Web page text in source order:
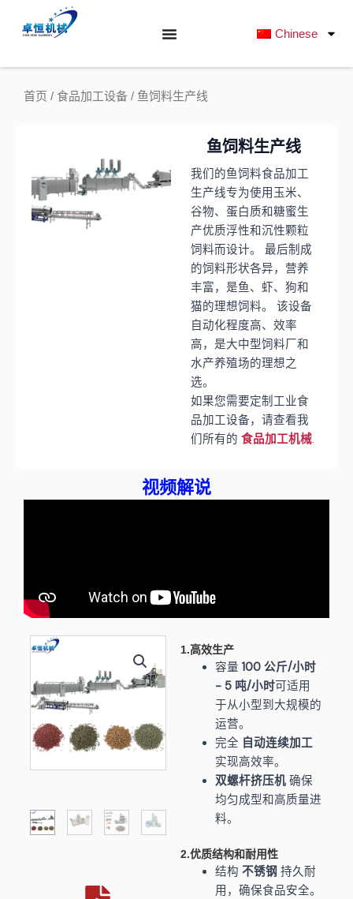
容
Chinese
首页 / 食品加工设备 / 鱼饲料生产线
鱼饲料生产线
我们的鱼饲料食品加工
生产线专为使用玉米、
谷物、蛋白质和糖蜜生
产优质浮性和沉性颗粒
饲料而设计。 最后制成
的饲料形状各异，营养
丰富，是鱼、虾、狗和
猫的理想饲料。 该设备
自动化程度高、效率
高，是大中型饲料厂和
水产养殖场的理想之
选。
如果您需要定制工业食
品加工设备，请查看我
们所有的 食品加工机械.
视频解说
1.高效生产
容量 100 公斤/小时
- 5 吨/小时可适用
于从小型到大规模的
运营。
完全 自动连续加工
实现高效率。
双螺杆挤压机确保
均匀成型和高质量进
料。
2.优质结构和耐用性
结构 不锈钢 持久耐
用，确保食品安全。